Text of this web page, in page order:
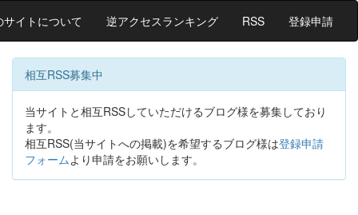
サイトについて 逆アクセスランキング RSS 登録申請
相互RSS募集中
当サイトと相互RSSしていただけるブログ様を募集しており
ます。
相互RSS(当サイトへの掲載)を希望するブログ様は登録申請
フォームより申請をお願いします。